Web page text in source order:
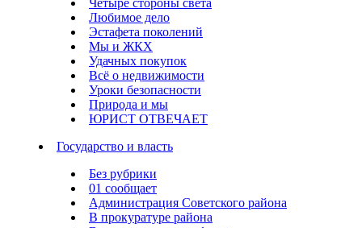
Четыре стороны света
Любимое дело
Эстафета поколений
Мы и ЖКХ
Удачных покупок
Всё о недвижимости
Уроки безопасности
Природа и мы
ЮРИСТ ОТВЕЧАЕТ
Государство и власть
Без рубрики
01 сообщает
Администрация Советского района
В прокуратуре района